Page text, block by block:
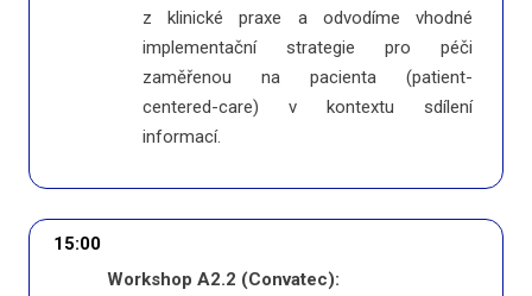
z klinické praxe a odvodíme vhodné
implementační strategie pro péči
zaměřenou na pacienta (patient-
centered-care) v kontextu sdílení
informací.
15:00
Workshop A2.2 (Convatec):